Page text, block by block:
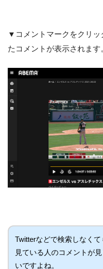
▼コメントマークをクリッ
たコメントが表示されます
Twitterなどで検索しなく
見ている人のコメントが
いですよね。